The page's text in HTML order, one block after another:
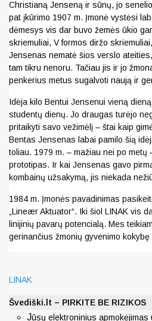
Christianą Jenseną ir sūnų, jo
pat įkūrimo 1907 m. Įmonė vystėsi
dėmesys vis dar buvo žemės ūkio
skriemuliai, V formos diržo
Jensenas nematė šios verslo
tam tikru nenoru. Tačiau jis ir jo
penkerius metus sugalvoti naują ir
Idėja kilo Bentui Jensenui vieną
studentų dienų. Jo draugas turėjo
pritaikyti savo vežimėlį – štai kaip
Bentas Jensenas labai pamilo šią
toliau. 1979 m. – mažiau nei po metų
prototipas. Ir kai Jensenas gavo
kombainų užsakymą, jis niekada
1984 m. Įmonės pavadinimas
„Lineær Aktuator“. Iki šiol LINAK vis
linijinių pavarų potencialą. Mes
gerinančius žmonių gyvenimo
LINAK
Švediški.lt – PIRKITE BE RIZIKOS
Jūsų elektroninius apmokėjimas